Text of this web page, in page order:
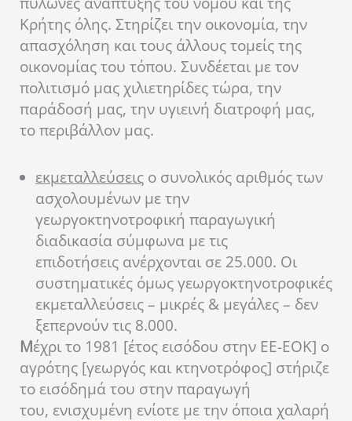
Κρήτης όλης. Στηρίζει την οικονομία, την
απασχόληση και τους άλλους τομείς της
οικονομίας του τόπου. Συνδέεται με τον
πολιτισμό μας χιλιετηρίδες τώρα, την
παράδοσή μας, την υγιεινή διατροφή μας,
το περιβάλλον μας.
εκμεταλλεύσεις ο συνολικός αριθμός των
ασχολουμένων με την
γεωργοκτηνοτροφική παραγωγική
διαδικασία σύμφωνα με τις
επιδοτήσεις ανέρχονται σε 25.000. Οι
συστηματικές όμως γεωργοκτηνοτροφικές
εκμεταλλεύσεις – μικρές & μεγάλες – δεν
ξεπερνούν τις 8.000.
Μέχρι το 1981 [έτος εισόδου στην ΕΕ-ΕΟΚ] ο
αγρότης [γεωργός και κτηνοτρόφος] στήριζε
το εισόδημά του στην παραγωγή
του, ενισχυμένη ενίοτε με την όποια χαλαρή